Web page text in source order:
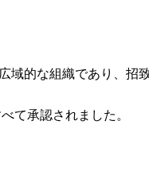
域的な組織であり、招
て承認されました。